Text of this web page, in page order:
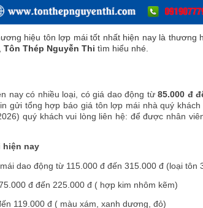
hiệu tôn lợp mái tốt nhất hiện nay là thương
Tôn Thép Nguyễn Thi tìm hiểu nhé.
nay có nhiều loại, có giá dao động từ85.000 đ
gửi tổng hợp báo giá tôn lợp mái nhà quý
quý khách vui lòng liên hệ: để được nhân
hiện nay
dao động từ 115.000 đ đến 315.000 đ (loại tôn
đ đến 225.000 đ ( hợp kim nhôm kẽm)
119.000 đ ( màu xám, xanh dương, đỏ)